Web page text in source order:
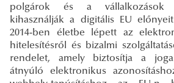
polgárok és a vállalkozások
kihasználják a digitális EU
2014-ben életbe lépett az
hitelesítésről és bizalmi
rendelet, amely biztosítja a
átnyúló elektronikus